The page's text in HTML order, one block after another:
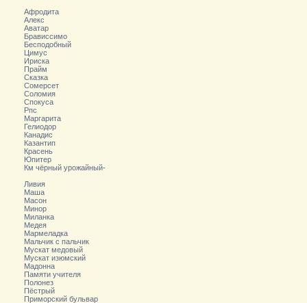
Афродита
Алекс
Аватар
Брависсимо
Бесподобный
Цимус
Ириска
Прайм
Сказка
Сомерсет
Соломия
Спокуса
Рпс
Маргарита
Гелиодор
Канадис
Казантип
Красень
Юпитер
Км чёрный урожайный-
Ливия
Маша
Масон
Минор
Миланка
Медея
Мармеладка
Мальчик с пальчик
Мускат медовый
Мускат изюмский
Мадонна
Памяти учителя
Полонез
Пёстрый
Приморский бульвар